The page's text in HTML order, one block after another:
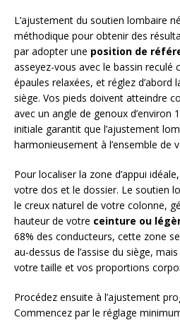
L’ajustement du soutien lombaire
méthodique pour obtenir des
par adopter une position de
asseyez-vous avec le bassin reculé
épaules relaxées, et réglez d’abord
siège. Vos pieds doivent atteindre
avec un angle de genoux d’environ
initiale garantit que l’ajustement
harmonieusement à l’ensemble de
Pour localiser la zone d’appui
votre dos et le dossier. Le soutien
le creux naturel de votre colonne,
hauteur de votre ceinture ou
68% des conducteurs, cette zone
au-dessus de l’assise du siège,
votre taille et vos proportions
Procédez ensuite à l’ajustement
Commencez par le réglage